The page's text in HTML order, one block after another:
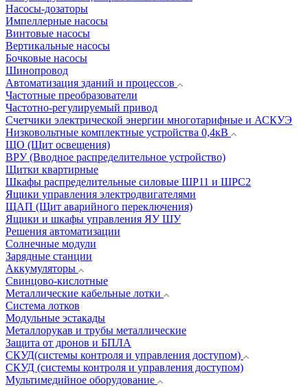
Насосы-дозаторы
Импеллерные насосы
Винтовые насосы
Вертикальные насосы
Бочковые насосы
Шинопровод
Автоматизация зданий и процессов
Частотные преобразователи
Частотно-регулируемый привод
Счетчики электрической энергии многотарифные и АСКУЭ
Низковольтные комплектные устройства 0,4кВ
ЩО (Щит освещения)
ВРУ (Вводное распределительное устройство)
Щитки квартирные
Шкафы распределительные силовые ШР11 и ШРС2
Ящики управления электродвигателями
ЩАП (Щит аварийного переключения)
Ящики и шкафы управления ЯУ ШУ
Решения автоматизации
Солнечные модули
Зарядные станции
Аккумуляторы
Свинцово-кислотные
Металлические кабельные лотки
Система лотков
Модульные эстакады
Металлорукав и трубы металлические
Защита от дронов и БПЛА
СКУД(системы контроля и управления доступом)
СКУД (системы контроля и управления доступом)
Мультимедийное оборудование